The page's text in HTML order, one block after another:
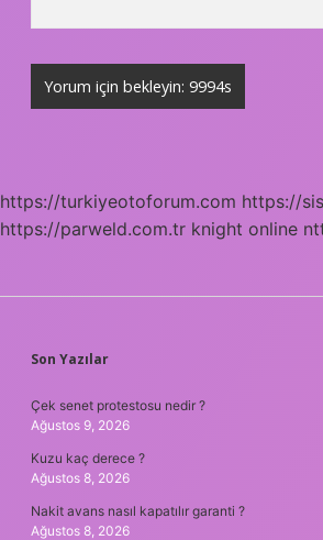
https://turkiyeotoforum.com https://
https://parweld.com.tr knight online
SIDEBAR
Son Yazılar
Çek senet protestosu nedir ?
Ağustos 9, 2026
Kuzu kaç derece ?
Ağustos 8, 2026
Nakit avans nasıl kapatılır garanti ?
Ağustos 8, 2026